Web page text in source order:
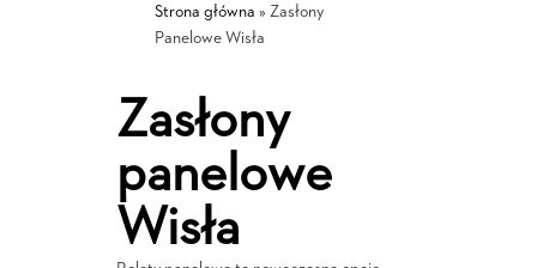
Strona główna » Zasłony
Panelowe Wisła
Zasłony
panelowe
Wisła